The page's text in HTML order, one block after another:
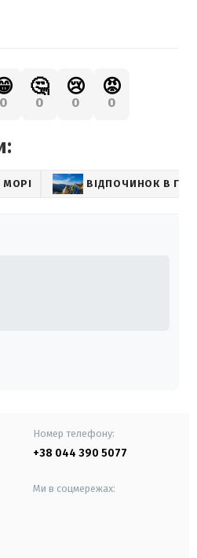
0
🤔
0
😢
0
😡
0
МОРІ ВІДПОЧИНОК В
Номер телефону:
+38 044 390 5077
Ми в соцмережах: